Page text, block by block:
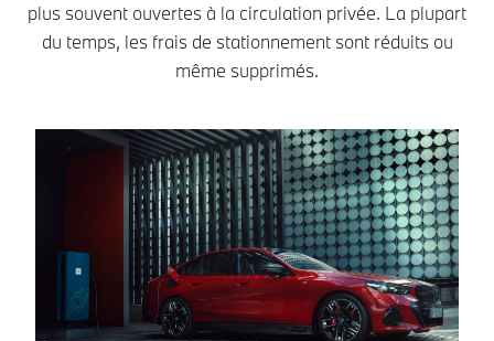
plus souvent ouvertes à la circulation privée. La plupart
du temps, les frais de stationnement sont réduits ou
même supprimés.